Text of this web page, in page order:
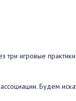
три игровые практики:
Будем